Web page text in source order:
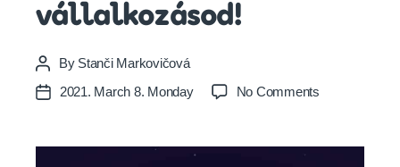
vállalkozásod!
Post
author
By Stanči Markovičová
Post2021. March 8. Monday No Commentson
Lehet